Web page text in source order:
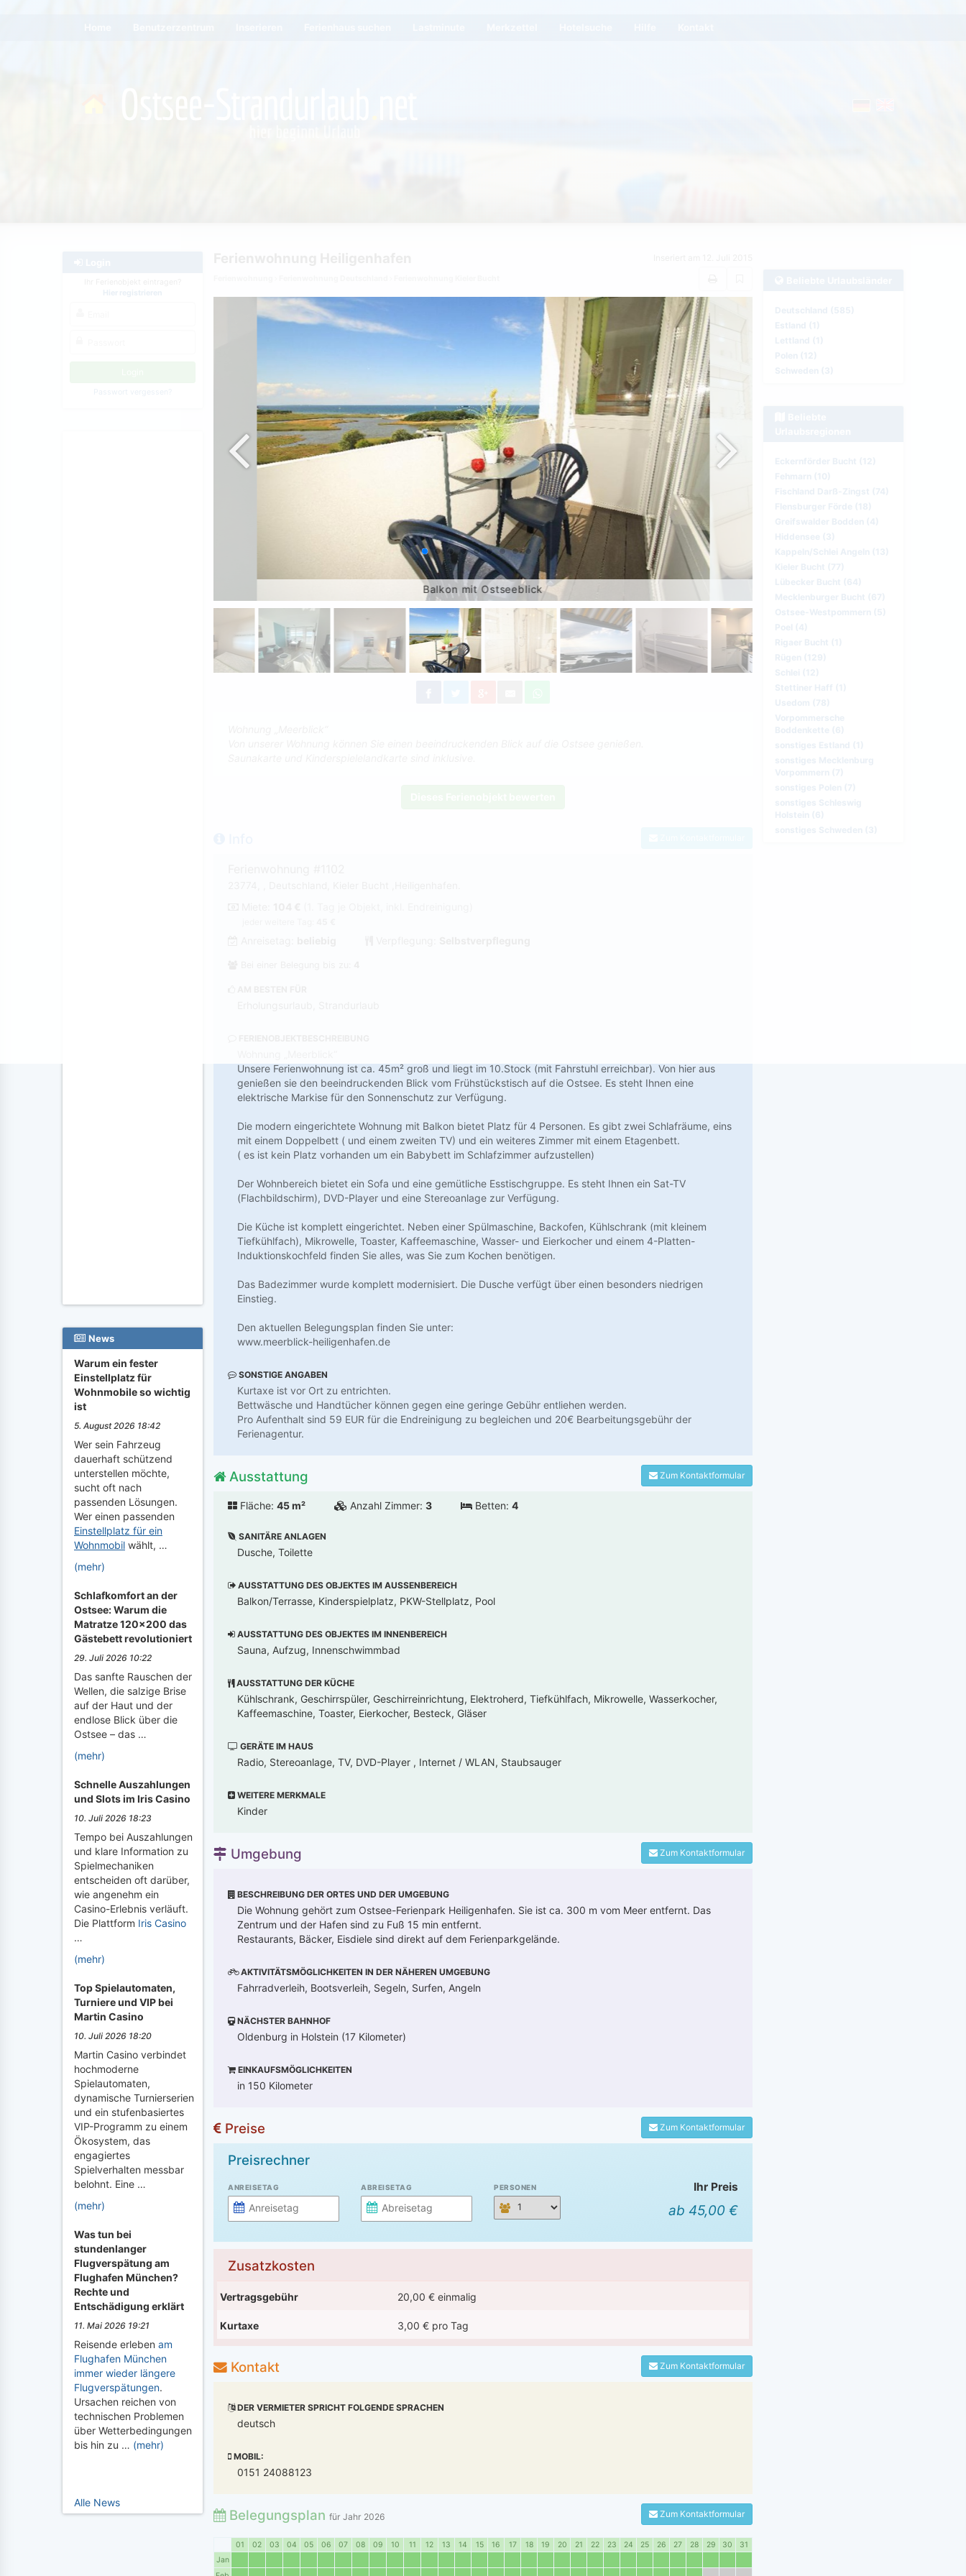
News
Warum ein fester
Einstellplatz für
Wohnmobile so wichtig
ist
5. August 2026 18:42
Wer sein Fahrzeug
dauerhaft schützend
unterstellen möchte,
sucht oft nach
passenden Lösungen.
Wer einen passenden
Einstellplatz für ein
Wohnmobil wählt, …
(mehr)
Schlafkomfort an der
Ostsee: Warum die
Matratze 120x200 das
Gästebett revolutioniert
29. Juli 2026 10:22
Das sanfte Rauschen der
Wellen, die salzige Brise
auf der Haut und der
endlose Blick über die
Ostsee – das …
(mehr)
Schnelle Auszahlungen
und Slots im Iris Casino
10. Juli 2026 18:23
Tempo bei Auszahlungen
und klare Information zu
Spielmechaniken
entscheiden oft darüber,
wie angenehm ein
Casino-Erlebnis verläuft.
Die Plattform Iris Casino
…
(mehr)
Top Spielautomaten,
Turniere und VIP bei
Martin Casino
10. Juli 2026 18:20
Martin Casino verbindet
hochmoderne
Spielautomaten,
dynamische Turnierserien
und ein stufenbasiertes
VIP-Programm zu einem
Ökosystem, das
engagiertes
Spielverhalten messbar
belohnt. Eine …
(mehr)
Was tun bei
stundenlanger
Flugverspätung am
Flughafen München?
Rechte und
Entschädigung erklärt
11. Mai 2026 19:21
Reisende erleben am
Flughafen München
immer wieder längere
Flugverspätungen.
Ursachen reichen von
technischen Problemen
über Wetterbedingungen
bis hin zu … (mehr)
Alle News
Balkon mit Ostseeblick
Unsere Ferienwohnung ist ca. 45m² groß und liegt im 10.Stock (mit Fahrstuhl erreichbar). Von hier aus
genießen sie den beeindruckenden Blick vom Frühstückstisch auf die Ostsee. Es steht Ihnen eine
elektrische Markise für den Sonnenschutz zur Verfügung.
Die modern eingerichtete Wohnung mit Balkon bietet Platz für 4 Personen. Es gibt zwei Schlafräume, eins
mit einem Doppelbett ( und einem zweiten TV) und ein weiteres Zimmer mit einem Etagenbett.
( es ist kein Platz vorhanden um ein Babybett im Schlafzimmer aufzustellen)
Der Wohnbereich bietet ein Sofa und eine gemütliche Esstischgruppe. Es steht Ihnen ein Sat-TV
(Flachbildschirm), DVD-Player und eine Stereoanlage zur Verfügung.
Die Küche ist komplett eingerichtet. Neben einer Spülmaschine, Backofen, Kühlschrank (mit kleinem
Tiefkühlfach), Mikrowelle, Toaster, Kaffeemaschine, Wasser- und Eierkocher und einem 4-Platten-
Induktionskochfeld finden Sie alles, was Sie zum Kochen benötigen.
Das Badezimmer wurde komplett modernisiert. Die Dusche verfügt über einen besonders niedrigen
Einstieg.
Den aktuellen Belegungsplan finden Sie unter:
www.meerblick-heiligenhafen.de
SONSTIGE ANGABEN
Kurtaxe ist vor Ort zu entrichten.
Bettwäsche und Handtücher können gegen eine geringe Gebühr entliehen werden.
Pro Aufenthalt sind 59 EUR für die Endreinigung zu begleichen und 20€ Bearbeitungsgebühr der
Ferienagentur.
Ausstattung Zum Kontaktformular
Fläche: 45 m² Anzahl Zimmer: 3 Betten: 4
SANITÄRE ANLAGEN
Dusche, Toilette
AUSSTATTUNG DES OBJEKTES IM AUSSENBEREICH
Balkon/Terrasse, Kinderspielplatz, PKW-Stellplatz, Pool
AUSSTATTUNG DES OBJEKTES IM INNENBEREICH
Sauna, Aufzug, Innenschwimmbad
AUSSTATTUNG DER KÜCHE
Kühlschrank, Geschirrspüler, Geschirreinrichtung, Elektroherd, Tiefkühlfach, Mikrowelle, Wasserkocher,
Kaffeemaschine, Toaster, Eierkocher, Besteck, Gläser
GERÄTE IM HAUS
Radio, Stereoanlage, TV, DVD-Player , Internet / WLAN, Staubsauger
WEITERE MERKMALE
Kinder
Umgebung Zum Kontaktformular
BESCHREIBUNG DER ORTES UND DER UMGEBUNG
Die Wohnung gehört zum Ostsee-Ferienpark Heiligenhafen. Sie ist ca. 300 m vom Meer entfernt. Das
Zentrum und der Hafen sind zu Fuß 15 min entfernt.
Restaurants, Bäcker, Eisdiele sind direkt auf dem Ferienparkgelände.
AKTIVITÄTSMÖGLICHKEITEN IN DER NÄHEREN UMGEBUNG
Fahrradverleih, Bootsverleih, Segeln, Surfen, Angeln
NÄCHSTER BAHNHOF
Oldenburg in Holstein (17 Kilometer)
EINKAUFSMÖGLICHKEITEN
in 150 Kilometer
Preise Zum Kontaktformular
Preisrechner
ANREISETAG ABREISETAG PERSONEN Ihr Preis
ab 45,00 €
Zusatzkosten
Vertragsgebühr 20,00 € einmalig
Kurtaxe 3,00 € pro Tag
Kontakt Zum Kontaktformular
DER VERMIETER SPRICHT FOLGENDE SPRACHEN
deutsch
MOBIL:
0151 24088123
Belegungsplan für Jahr 2026 Zum Kontaktformular
01 02 03 04 05 06 07 08 09 10 11 12 13 14 15 16 17 18 19 20 21 22 23 24 25 26 27 28 29 30
31
Jan